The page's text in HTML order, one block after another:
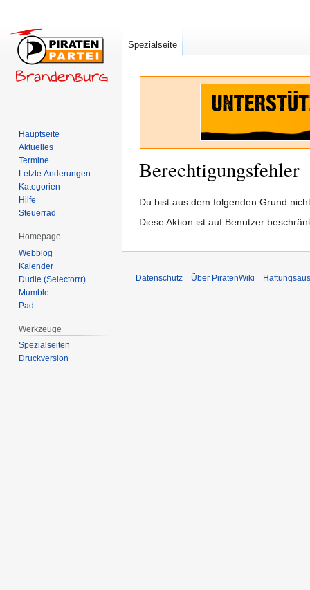
Berechtigungsfehler
Zur
Navigation
Zur
Suche
Du bist aus dem folgenden Grund
Diese Aktion ist auf Benutzer
Spezialseite
Hauptseite
Aktuelles
Termine
Letzte Änderungen
Kategorien
Hilfe
Steuerrad
Homepage
Webblog
Kalender
Dudle (Selectorrr)
Mumble
Pad
Werkzeuge
Spezialseiten
Druckversion
Datenschutz Über PiratenWiki